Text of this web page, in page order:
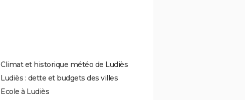
Climat et historique météo de Ludiès
Ludiès : dette et budgets des villes
Ecole à Ludiès